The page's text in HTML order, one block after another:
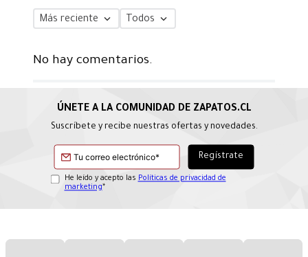
Más reciente Todos
No hay comentarios.
Suscríbete y recibe nuestras ofertas y novedades.
He leído y acepto lasPolíticas de privacidad de
marketing*